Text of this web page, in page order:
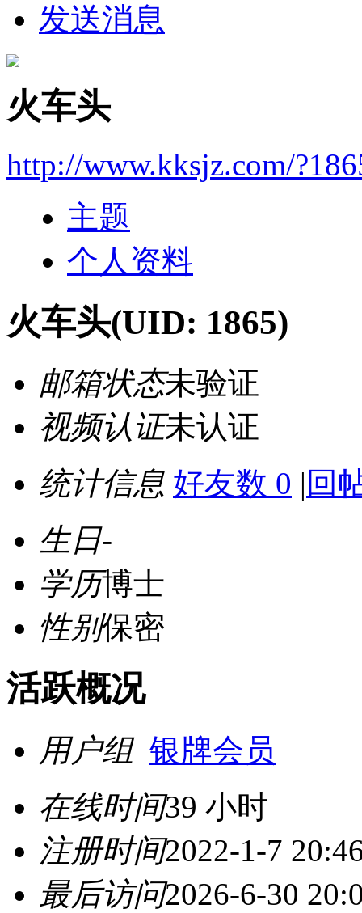
发送消息
火车头
http://www.kksjz.com/
主题
个人资料
火车头(UID: 1865)
邮箱状态未验证
视频认证未认证
统计信息 好友数 0 | 回
生日-
学历博士
性别保密
活跃概况
用户组 银牌会员
在线时间39 小时
注册时间2022-1-7
最后访问2026-6-30